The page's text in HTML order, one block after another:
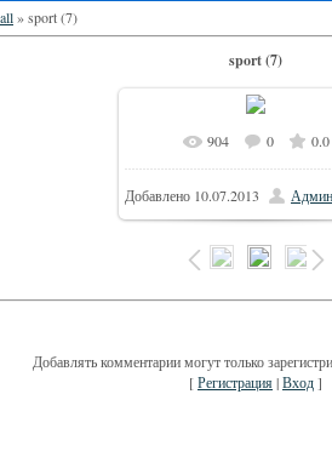
» sport (7)
sport (7)
904 0 0.0
Добавлено 10.07.2013
Добавлять комментарии могут только
[Регистрация|Вход]